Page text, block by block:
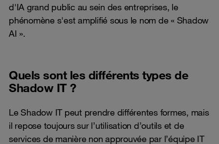
d'IA grand public au sein des entreprises, le
phénomène s'est amplifié sous le nom de « Shadow
AI ».
Quels sont les différents types de
Shadow IT ?
Le Shadow IT peut prendre différentes formes, mais
il repose toujours sur l’utilisation d’outils et de
services de manière non approuvée par l’équipe IT